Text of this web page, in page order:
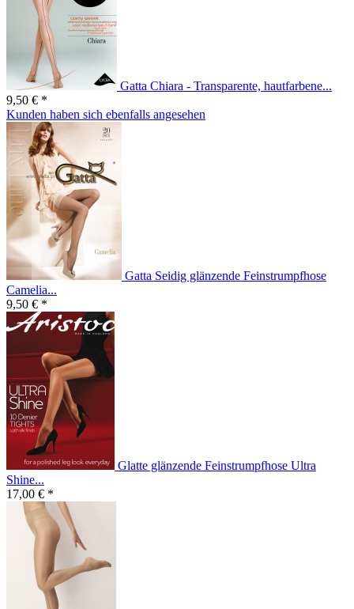
Gatta Chiara - Transparente, hautfarbene...
9,50 € *
Kunden haben sich ebenfalls angesehen
Gatta Seidig glänzende Feinstrumpfhose
Camelia...
9,50 € *
Glatte glänzende Feinstrumpfhose Ultra
Shine...
17,00 € *